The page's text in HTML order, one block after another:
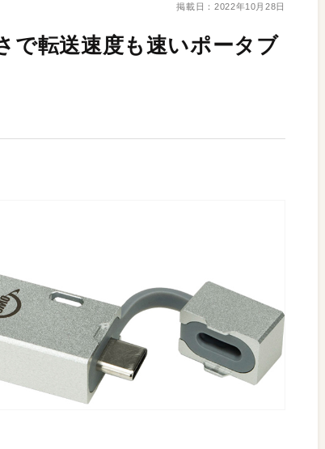
掲載日： 2022年10月28日
で転送速度も速いポータブ